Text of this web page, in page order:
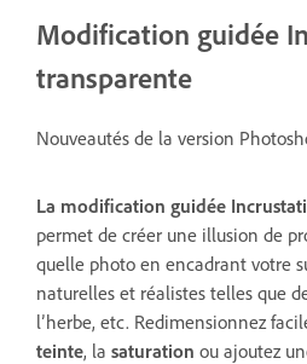
Modification guidée
transparente
Nouveautés de la version
La modification guidée
permet de créer une illusion de
quelle photo en encadrant votre
naturelles et réalistes telles que
l’herbe, etc. Redimensionnez
teinte, la saturation ou ajoutez